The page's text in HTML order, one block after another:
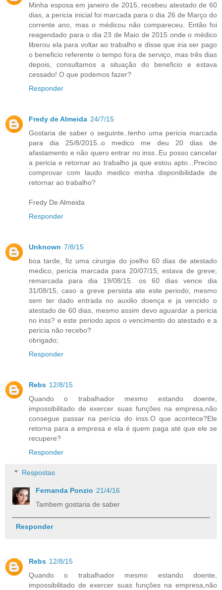
Minha esposa em janeiro de 2015, recebeu atestado de 60
dias, a pericia inicial foi marcada para o dia 26 de Março do
corrente ano, mas o médicou não compareceu. Então foi
reagendado para o dia 23 de Maio de 2015 onde o médico
liberou ela para voltar ao trabalho e disse que iria ser pago
o beneficio referente o tempo fora de serviço, mas três dias
depois, consultamos a situação do beneficio e estava
cessado! O que podemos fazer?
Responder
Fredy de Almeida 24/7/15
Gostaria de saber o seguinte..tenho uma pericia marcada
para dia 25/8/2015..o medico me deu 20 dias de
afastamento e não quero entrar no inss..Eu posso cancelar
a pericia e retornar ao trabalho ja que estou apto...Preciso
comprovar com laudo medico minha disponibilidade de
retornar ao trabalho?
Fredy De Almeida
Responder
Unknown 7/8/15
boa tarde, fiz uma cirurgia do joelho 60 dias de atestado
medico, pericia marcada para 20/07/15, estava de greve;
remarcada para dia 19/08/15. os 60 dias vence dia
31/08/15, caso a greve persista ate este periodo, mesmo
sem ter dado entrada no auxilio doença e ja vencido o
atestado de 60 dias, mesmo assim devo aguardar a pericia
no inss? e este periodo apos o vencimento do atestado e a
pericia não recebo?
obrigado;
Responder
Rebs 12/8/15
Quando o trabalhador mesmo estando doente,
impossibilitado de exercer suas funções na empresa,não
consegue passar na perícia do inss.O que acontece?Ele
retorna para a empresa e ela é quem paga até que ele se
recupere?
Responder
Respostas
Fernanda Ponzio 21/4/16
Tambem gostaria de saber
Responder
Rebs 12/8/15
Quando o trabalhador mesmo estando doente,
impossibilitado de exercer suas funções na empresa,não